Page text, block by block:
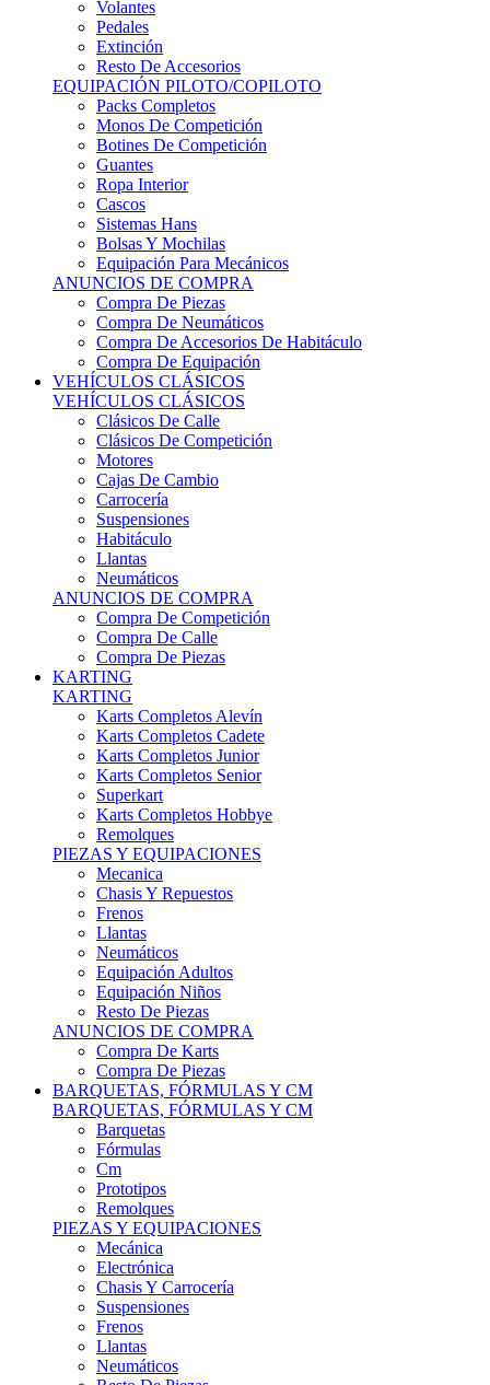
Volantes
Pedales
Extinción
Resto De Accesorios
EQUIPACIÓN PILOTO/COPILOTO
Packs Completos
Monos De Competición
Botines De Competición
Guantes
Ropa Interior
Cascos
Sistemas Hans
Bolsas Y Mochilas
Equipación Para Mecánicos
ANUNCIOS DE COMPRA
Compra De Piezas
Compra De Neumáticos
Compra De Accesorios De Habitáculo
Compra De Equipación
VEHÍCULOS CLÁSICOS
VEHÍCULOS CLÁSICOS
Clásicos De Calle
Clásicos De Competición
Motores
Cajas De Cambio
Carrocería
Suspensiones
Habitáculo
Llantas
Neumáticos
ANUNCIOS DE COMPRA
Compra De Competición
Compra De Calle
Compra De Piezas
KARTING
KARTING
Karts Completos Alevín
Karts Completos Cadete
Karts Completos Junior
Karts Completos Senior
Superkart
Karts Completos Hobbye
Remolques
PIEZAS Y EQUIPACIONES
Mecanica
Chasis Y Repuestos
Frenos
Llantas
Neumáticos
Equipación Adultos
Equipación Niños
Resto De Piezas
ANUNCIOS DE COMPRA
Compra De Karts
Compra De Piezas
BARQUETAS, FÓRMULAS Y CM
BARQUETAS, FÓRMULAS Y CM
Barquetas
Fórmulas
Cm
Prototipos
Remolques
PIEZAS Y EQUIPACIONES
Mecánica
Electrónica
Chasis Y Carrocería
Suspensiones
Frenos
Llantas
Neumáticos